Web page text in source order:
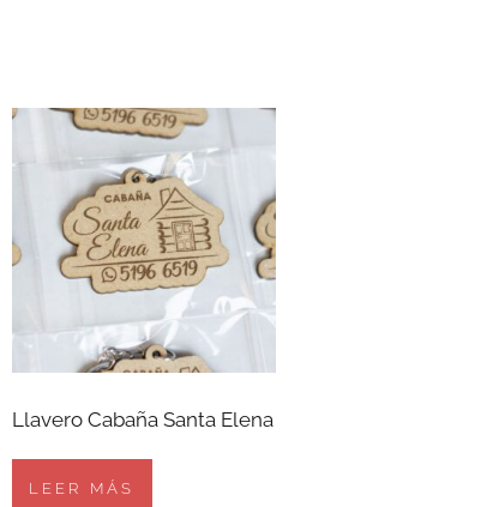
Llavero Cabaña Santa Elena
LEER MÁS